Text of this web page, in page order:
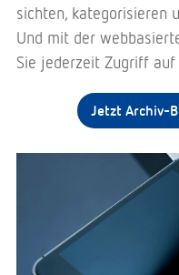
sichten, kategorisieren
Und mit der
Sie jederzeit Zugriff
Jetzt Archiv-